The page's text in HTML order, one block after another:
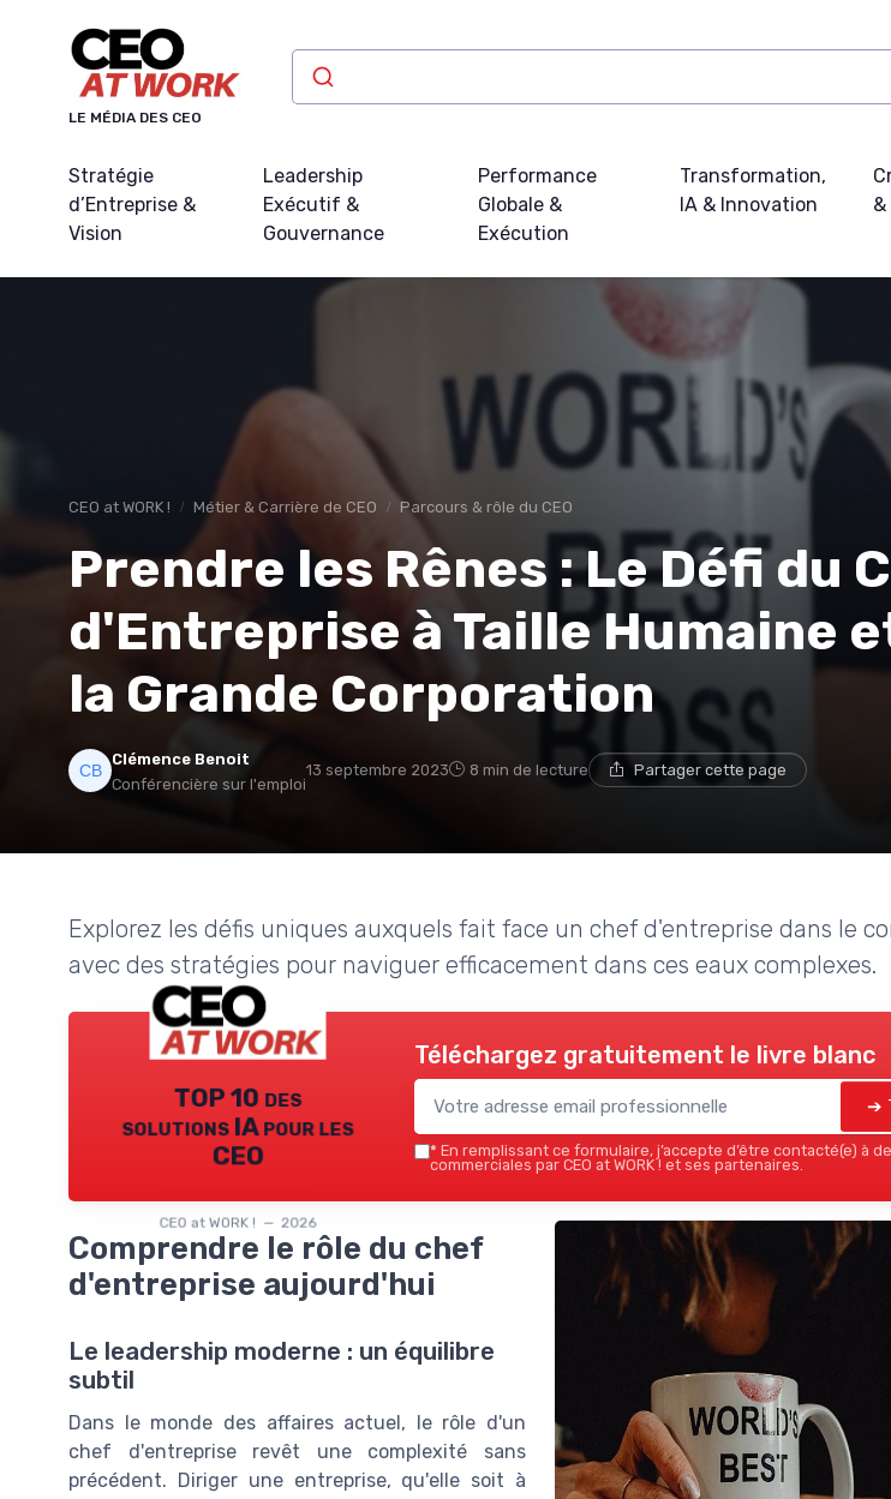
LE MÉDIA DES CEO
Stratégie
d’Entreprise &
Vision
Leadership
Exécutif &
Gouvernance
Performance
Globale &
Exécution
Transformation,
IA & Innovation
CEO at WORK ! Métier & Carrière de CEO Parcours & rôle du CEO
Prendre les Rênes : Le Défi du
d'Entreprise à Taille Humaine
la Grande Corporation
Clémence Benoit
Conférencière sur l'emploi
13 septembre 2023 8 min de lecture Partager cette page
Explorez les défis uniques auxquels fait face un chef d'entreprise dans le
avec des stratégies pour naviguer efficacement dans ces eaux complexes.
TOP 10 des
solutions IA pour les
CEO
CEO at WORK ! — 2026
Téléchargez gratuitement le livre blanc
➔
* En remplissant ce formulaire, j’accepte d’être contacté(e) à
commerciales par CEO at WORK ! et ses partenaires.
Comprendre le rôle du chef
d'entreprise aujourd'hui
Le leadership moderne : un équilibre
subtil
Dans le monde des affaires actuel, le rôle d'un
chef d'entreprise revêt une complexité sans
précédent. Diriger une entreprise, qu'elle soit à